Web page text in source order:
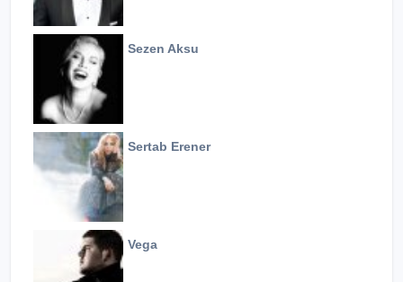
Sezen Aksu
Sertab Erener
Vega